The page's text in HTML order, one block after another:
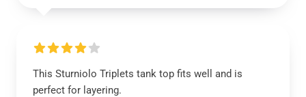
This Sturniolo Triplets tank top fits well and is
perfect for layering.